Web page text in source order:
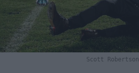
Scott Robertson